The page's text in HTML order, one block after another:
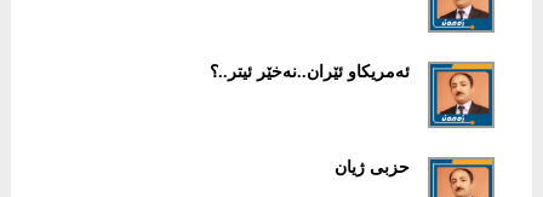
ئەمریكاو ئێران..نەخێر ئیتر..؟
حزبی ژیان